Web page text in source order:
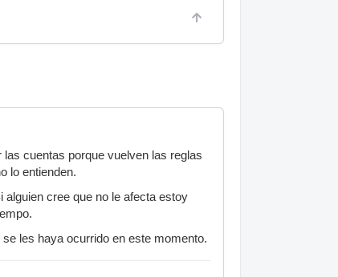
cuentas porque vuelven las reglas
lo entienden.
alguien cree que no le afecta estoy
les haya ocurrido en este momento.